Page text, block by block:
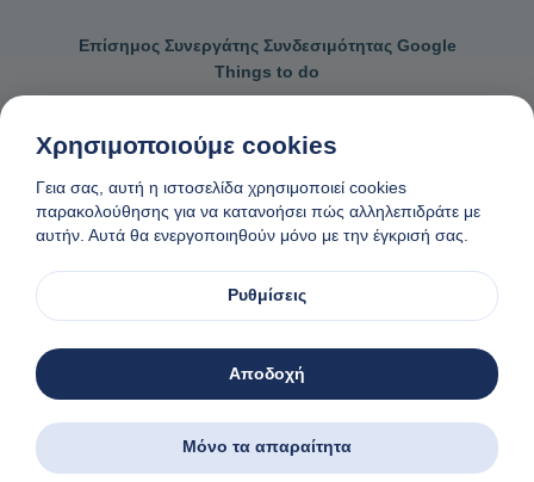
Επίσημος Συνεργάτης Συνδεσιμότητας Google
Things to do
Επικοινωνήστε μαζί μας Γενικοί όροι κρατήσεων
Πολιτική απορρήτου και cookies
Αίτημα αφαίρεσης δεδομένων Φτιαγμένο στη Νάξο, Ελλάδα
Χρησιμοποιούμε cookies
Γεια σας, αυτή η ιστοσελίδα χρησιμοποιεί cookies
παρακολούθησης για να κατανοήσει πώς αλληλεπιδράτε με
αυτήν. Αυτά θα ενεργοποιηθούν μόνο με την έγκρισή σας.
Ρυθμίσεις
Αποδοχή
Μόνο τα απαραίτητα